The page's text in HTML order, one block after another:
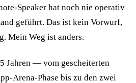
Speaker hat noch nie operativ
geführt. Das ist kein Vorwurf,
Mein Weg ist anders.
Jahren — vom gescheiterten
Arena-Phase bis zu den zwei